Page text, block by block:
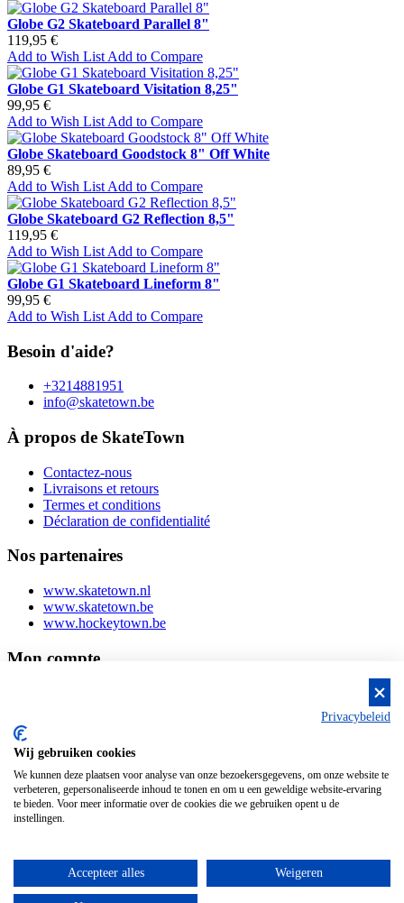
Globe G2 Skateboard Parallel 8"
119,95 €
Add to Wish List Add to Compare
Globe G1 Skateboard Visitation 8,25"
99,95 €
Add to Wish List Add to Compare
Globe Skateboard Goodstock 8" Off White
89,95 €
Add to Wish List Add to Compare
Globe Skateboard G2 Reflection 8,5"
119,95 €
Add to Wish List Add to Compare
Globe G1 Skateboard Lineform 8"
99,95 €
Add to Wish List Add to Compare
Besoin d'aide?
+3214881951
info@skatetown.be
À propos de SkateTown
Contactez-nous
Livraisons et retours
Termes et conditions
Déclaration de confidentialité
Nos partenaires
www.skatetown.nl
www.skatetown.be
www.hockeytown.be
Mon compte
Copyright ©2026 SkateTown. Tous droits réservés. Website par
Privacybeleid
Wij gebruiken cookies
We kunnen deze plaatsen voor analyse van onze bezoekersgegevens, om onze website te
verbeteren, gepersonaliseerde inhoud te tonen en om u een geweldige website-ervaring
te bieden. Voor meer informatie over de cookies die we gebruiken opent u de
instellingen.
Accepteer alles Weigeren